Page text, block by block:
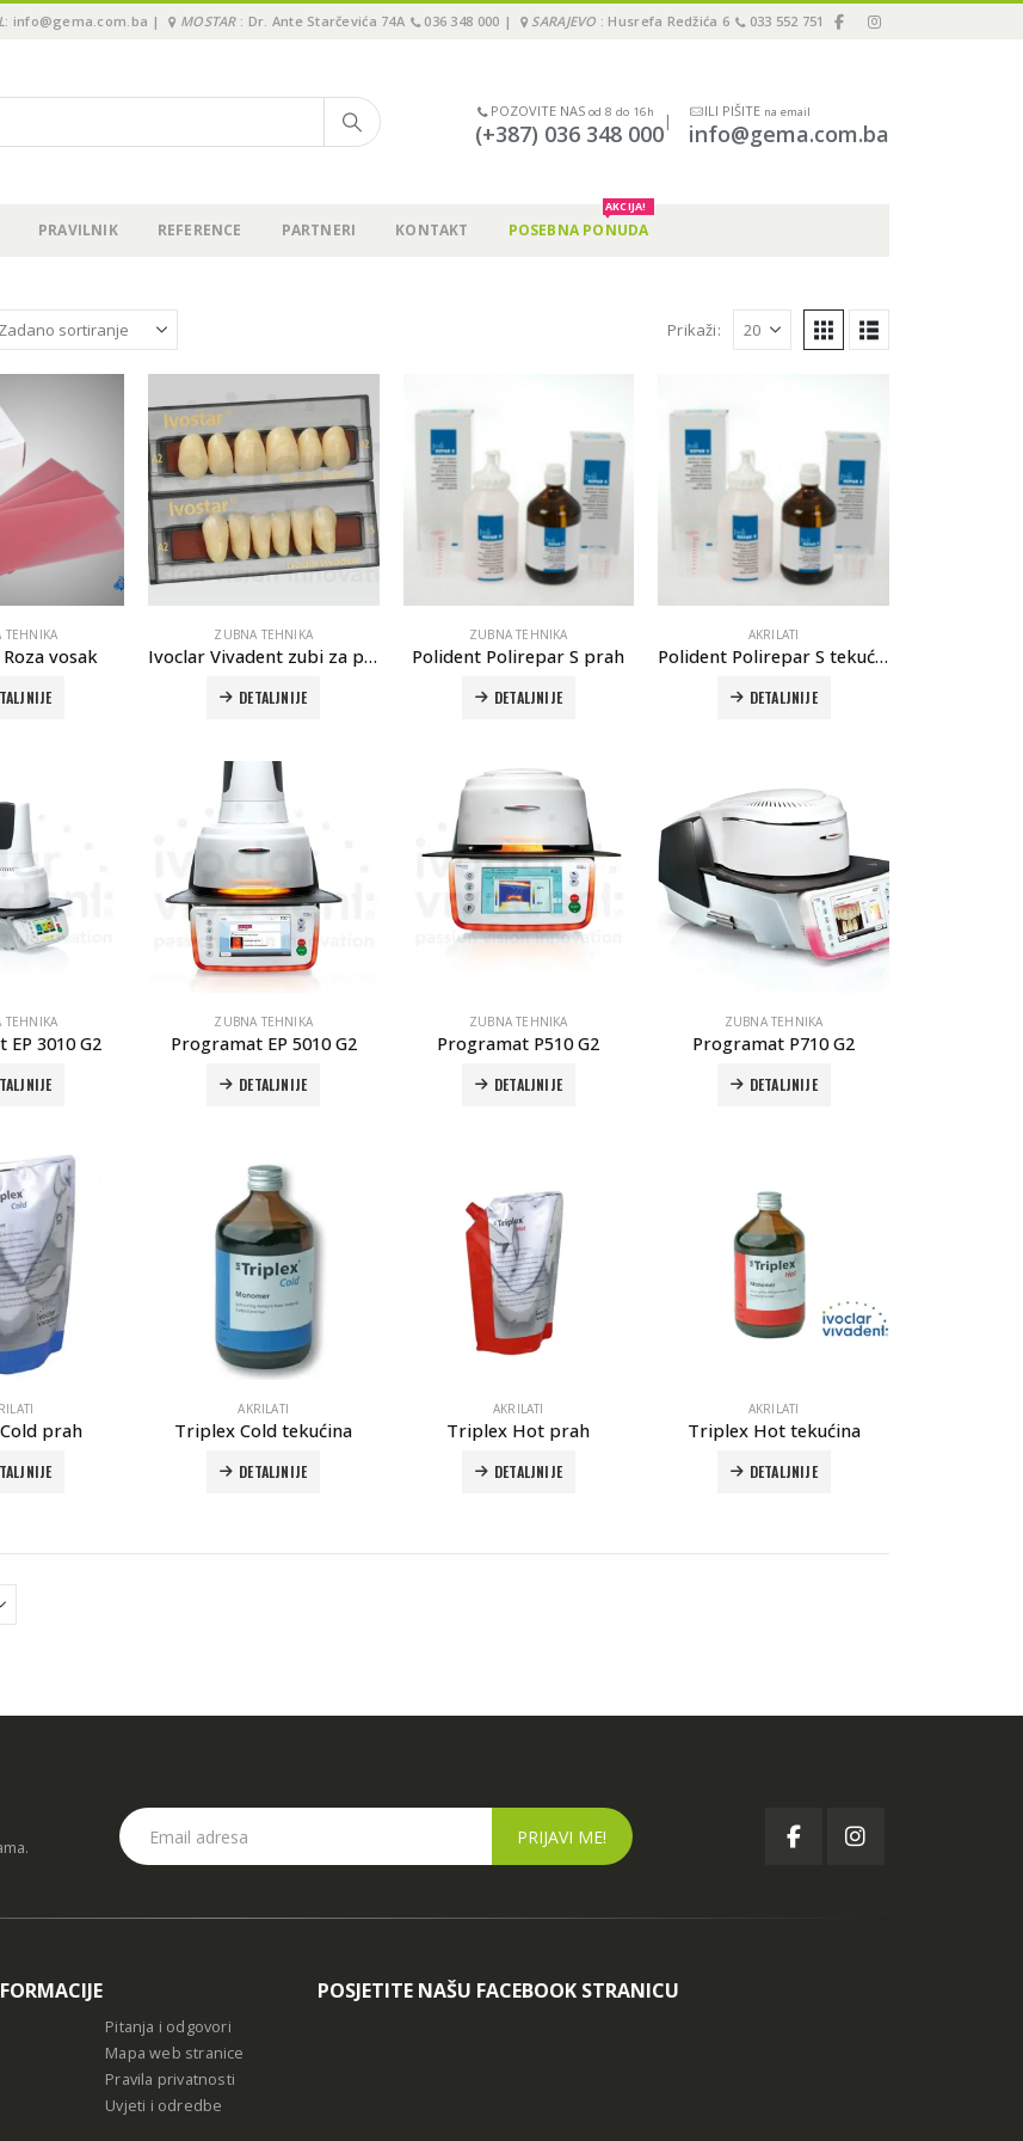
: info@gema.com.ba | MOSTAR: Dr. Ante Starčevića 74A 036 348 000 | SARAJEVO : Husrefa Redžića 6 033 552 751
POZOVITE NAS od 8 do 16h
(+387) 036 348 000|
ILI PIŠITE na email
info@gema.com.ba
PRAVILNIK REFERENCE PARTNERI KONTAKT POSEBNA PONUDA
AKCIJA!
Prikaži:
TEHNIKA
vosak
ZUBNA TEHNIKA
Ivoclar Vivadent zubi za proteze
DETALJNIJE
ZUBNA TEHNIKA
Polident Polirepar S prah
DETALJNIJE
AKRILATI
Polident Polirepar S tekućina
DETALJNIJE
TEHNIKA
3010 G2
ZUBNA TEHNIKA
Programat EP 5010 G2
DETALJNIJE
ZUBNA TEHNIKA
Programat P510 G2
DETALJNIJE
ZUBNA TEHNIKA
Programat P710 G2
DETALJNIJE
prah
AKRILATI
Triplex Cold tekućina
DETALJNIJE
AKRILATI
Triplex Hot prah
DETALJNIJE
AKRILATI
Triplex Hot tekućina
DETALJNIJE
Autoklav Europa B evo
3d printer Formlabs Form 4b 3d printer Formlabs Form 4b
Pitanja i odgovori
Mapa web stranice
Pravila privatnosti
Uvjeti i odredbe
POSJETITE NAŠU FACEBOOK STRANICU